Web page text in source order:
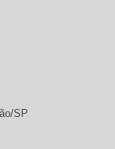
SP